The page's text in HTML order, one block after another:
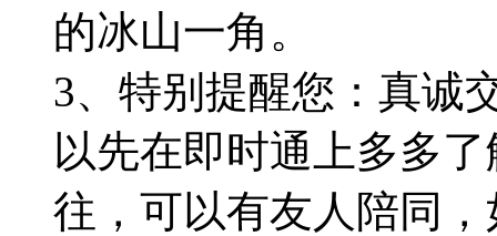
的冰山一角。
3、特别提醒您：真诚
以先在即时通上多多
往，可以有友人陪同